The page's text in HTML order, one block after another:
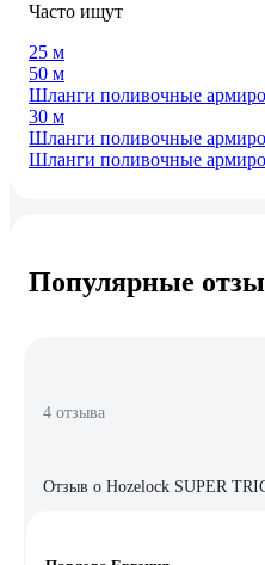
Часто ищут
25 м
50 м
Шланги поливочные
30 м
Шланги поливочные
Шланги поливочные
Популярные
4 отзыва
Отзыв о Hozelock SUPER